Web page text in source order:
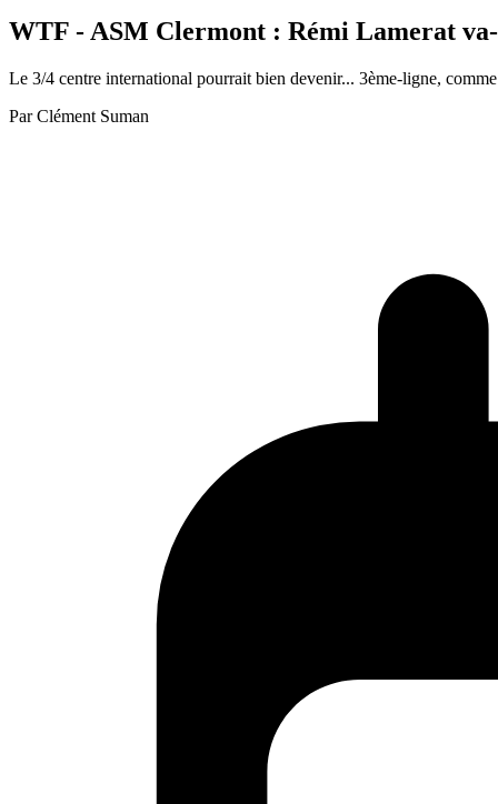
WTF - ASM Clermont : Rémi Lamerat
Le 3/4 centre international pourrait bien devenir... 3ème-ligne,
Par Clément Suman